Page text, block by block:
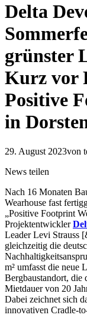
Delta
grünster
Kurz vor
Positive
in
29. August 2023von
News teilen
Nach 16 Monaten
Wearhouse fast
„Positive Footprint
Projektentwickler
Leader Levi Strauss
gleichzeitig die
m² umfasst die neue
Bergbaustandort, die
Mietdauer von 20
Dabei zeichnet sich
innovativen Cradle-